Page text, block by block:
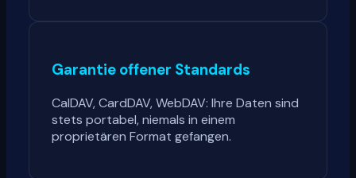
Garantie offener Standards
CalDAV, CardDAV, WebDAV: Ihre Daten sind
stets portabel, niemals in einem
proprietären Format gefangen.